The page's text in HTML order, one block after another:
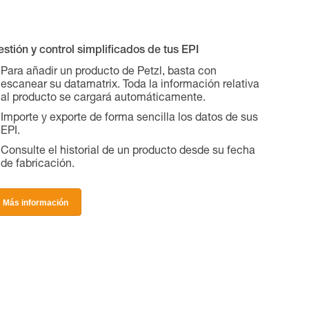
y control simplificados de tus EPI
Para añadir un producto de Petzl, basta con
escanear su datamatrix. Toda la información relativa
al producto se cargará automáticamente.
Importe y exporte de forma sencilla los datos de sus
EPI.
Consulte el historial de un producto desde su fecha
de fabricación.
Más información